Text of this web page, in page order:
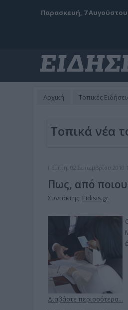
Παρασκευή, 7 Αυγούστου
Αρχική Τοπικές
Τοπικά νέα
Πέμπτη, 02 Σεπτεμβρίου 2010
Πως, από
Συντάκτης: Eidisis.gr
Διαβάστε περισσότερα...